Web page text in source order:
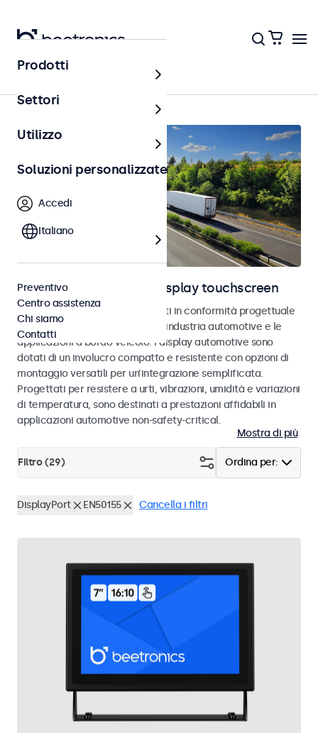
Home
Monitor automotive e display touchscreen
Monitor e touchscreen sviluppati in conformità progettuale
agli standard eMark e SAE per l’industria automotive e le
applicazioni a bordo veicolo. I display automotive sono
dotati di un involucro compatto e resistente con opzioni di
montaggio versatili per un’integrazione semplificata.
Progettati per resistere a urti, vibrazioni, umidità e variazioni
di temperatura, sono destinati a prestazioni affidabili in
applicazioni automotive non-safety-critical.
Mostra di più
Ordina per:
Filtro (29)
DisplayPort EN50155 Cancella i filtri
Prodotti
Settori
Utilizzo
Soluzioni personalizzate
Accedi
Italiano
Preventivo
Centro assistenza
Chi siamo
Contatti